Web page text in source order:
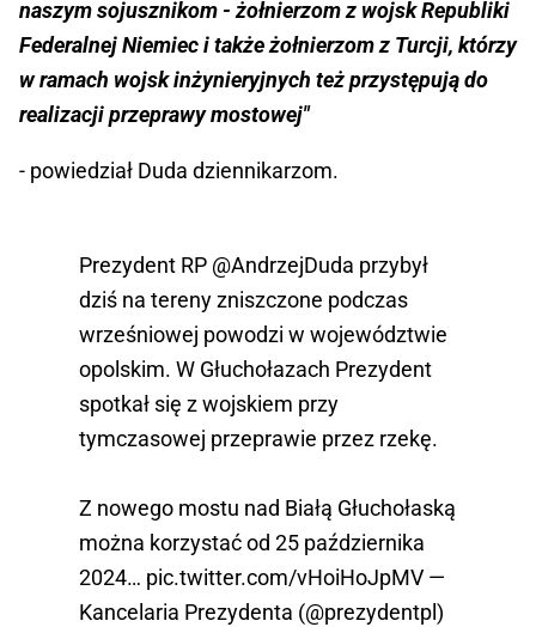
naszym sojusznikom - żołnierzom z wojsk Republiki
Federalnej Niemiec i także żołnierzom z Turcji, którzy
w ramach wojsk inżynieryjnych też przystępują do
realizacji przeprawy mostowej"
- powiedział Duda dziennikarzom.
Prezydent RP @AndrzejDuda przybył
dziś na tereny zniszczone podczas
wrześniowej powodzi w województwie
opolskim. W Głuchołazach Prezydent
spotkał się z wojskiem przy
tymczasowej przeprawie przez rzekę.
Z nowego mostu nad Białą Głuchołaską
można korzystać od 25 października
2024… pic.twitter.com/vHoiHoJpMV —
Kancelaria Prezydenta (@prezydentpl)